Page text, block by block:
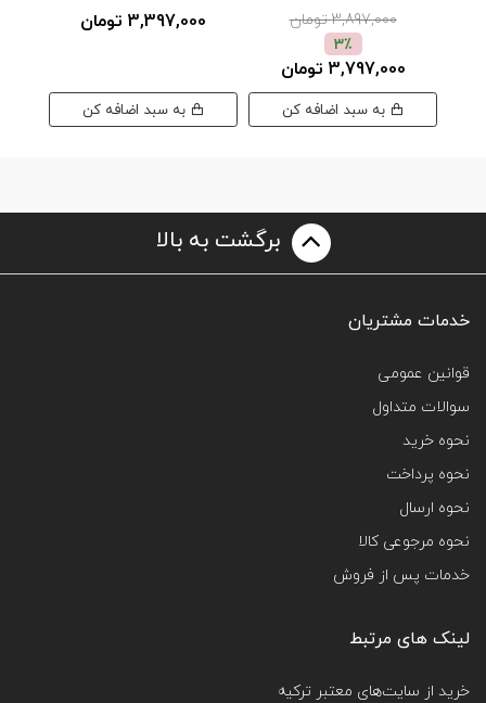
3,897,000 تومان
3٪
3,797,000 تومان
3,397,000 تومان
برگشت به بالا
خدمات مشتریان
قوانین عمومی
سوالات متداول
نحوه خرید
نحوه پرداخت
نحوه ارسال
نحوه مرجوعی کالا
خدمات پس از فروش
لینک های مرتبط
خرید از سایت‌های معتبر ترکیه